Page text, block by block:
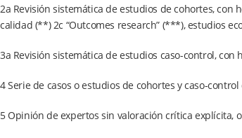
2a Revisión sistemática de estudios de cohortes,
calidad (**) 2c “Outcomes research” (***), estudios
3a Revisión sistemática de estudios caso-control,
4 Serie de casos o estudios de cohortes y caso-
5 Opinión de expertos sin valoración crítica explícita,